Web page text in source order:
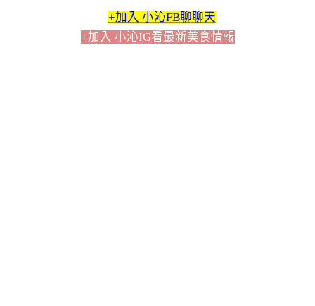
+加入 小沁FB聊聊天
+加入 小沁IG看最新美食情報